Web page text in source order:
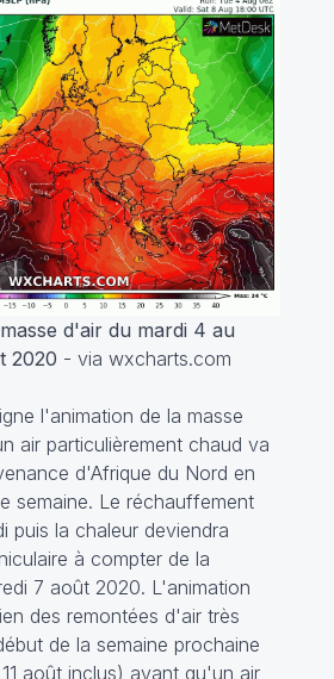
d'air du mardi 4 au
2020 - via wxcharts.com
l'animation de la masse
air particulièrement chaud va
d'Afrique du Nord en
semaine. Le réchauffement
puis la chaleur deviendra
à compter de la
7 août 2020. L'animation
des remontées d'air très
de la semaine prochaine
août inclus) avant qu'un air